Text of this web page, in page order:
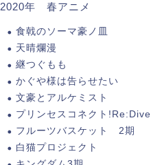
2020年 春アニメ
食戟のソーマ豪ノ皿
天晴爛漫
継つぐもも
かぐや様は告らせたい
文豪とアルケミスト
プリンセスコネクト!Re:Dive
フルーツバスケット 2期
白猫プロジェクト